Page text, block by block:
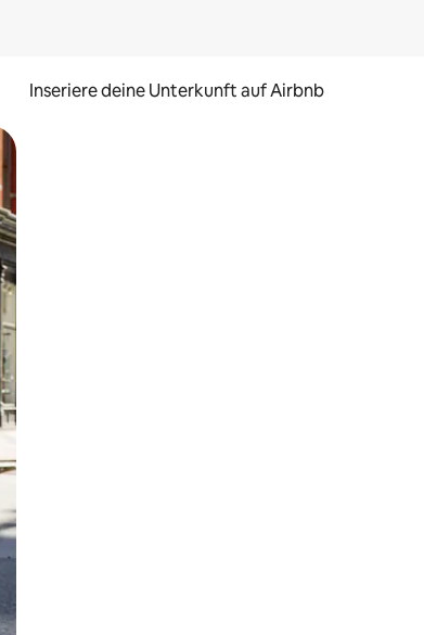
Inseriere deine Unterkunft auf Airbnb
Wischgesten.